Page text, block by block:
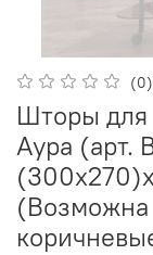
(0)
Шторы для
Аура (арт.